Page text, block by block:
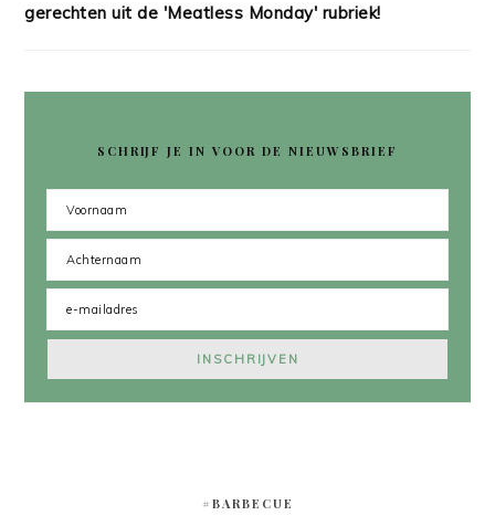
gerechten uit de 'Meatless Monday' rubriek!
SCHRIJF JE IN VOOR DE NIEUWSBRIEF
#BARBECUE